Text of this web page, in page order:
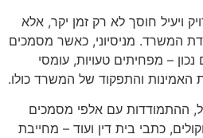
ויעיל חוסך לא רק זמן יקר, אלא
המשרד. מניסיוני, כאשר מסמכים
– מפחיתים טעויות, עומסי
האמינות והתפקוד של המשרד כולו.
ההתמודדות עם אלפי מסמכים
כתבי בית דין ועוד – מחייבת